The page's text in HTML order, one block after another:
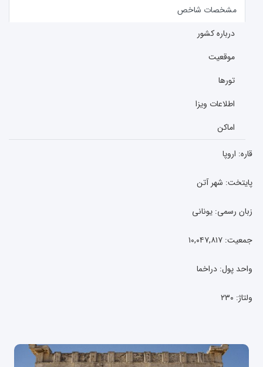
مشخصات شاخص
درباره کشور
موقعیت
تورها
اطلاعات ویزا
اماکن
قاره: اروپا
پایتخت: شهر آتن
زبان رسمی: یونانی
جمعیت: ۱۰,۰۴۷,۸۱۷
واحد پول: دراخما
ولتاژ: ۲۳۰